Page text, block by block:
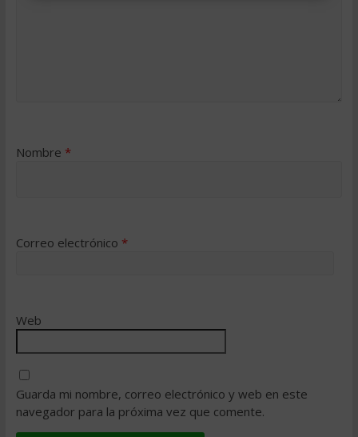
Nombre *
Correo electrónico *
Web
Guarda mi nombre, correo electrónico y web en este
navegador para la próxima vez que comente.